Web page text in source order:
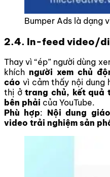
Bumper Ads là dạng
2.4. In-feed video/
Thay vì “ép” người dùng
khích người xem chủ
cáo vì cảm thấy nội dung
thị ởtrang chủ, kết quả
bên phải của YouTube.
Phù hợp: Nội dung
video trải nghiệm sản